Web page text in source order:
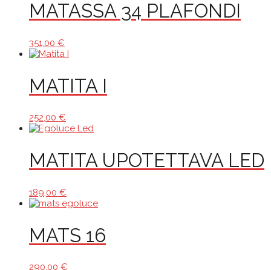
MATASSA 34 PLAFONDI
351,00 €
MATITA I
252,00 €
MATITA UPOTETTAVA LED
189,00 €
MATS 16
290,00 €